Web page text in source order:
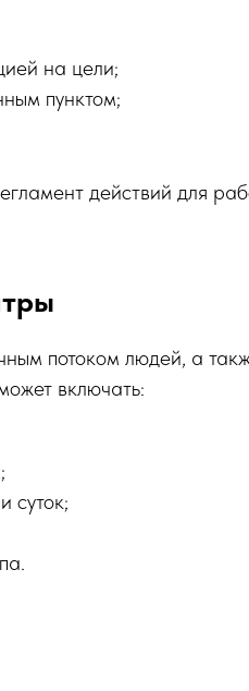
на цели;
пунктом;
действий для
потоком людей, а
включать:
суток;